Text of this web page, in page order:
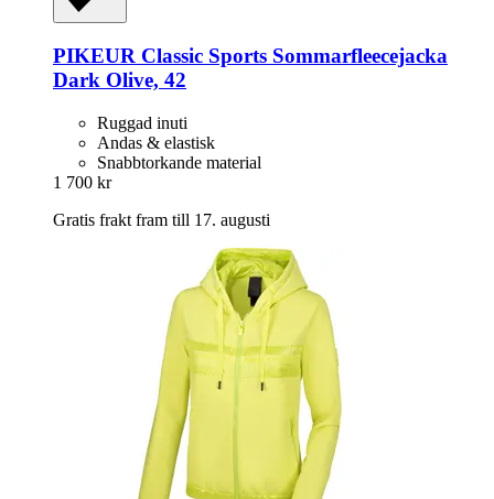
PIKEUR Classic Sports Sommarfleecejacka
Dark Olive, 42
Ruggad inuti
Andas & elastisk
Snabbtorkande material
1 700 kr
Gratis frakt fram till 17. augusti